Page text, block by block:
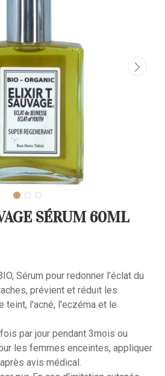
SÉRUM 60ML
Sérum pour redonner l’éclat du
prévient et réduit les
teint, l'acné, l'eczéma et le
par jour pendant 3mois ou
les femmes enceintes, appliquer
avis médical.